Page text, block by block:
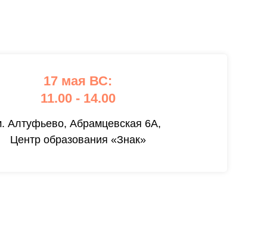
17 мая ВС:
11.00 - 14.00
Алтуфьево, Абрамцевская 6А,
Центр образования «Знак»